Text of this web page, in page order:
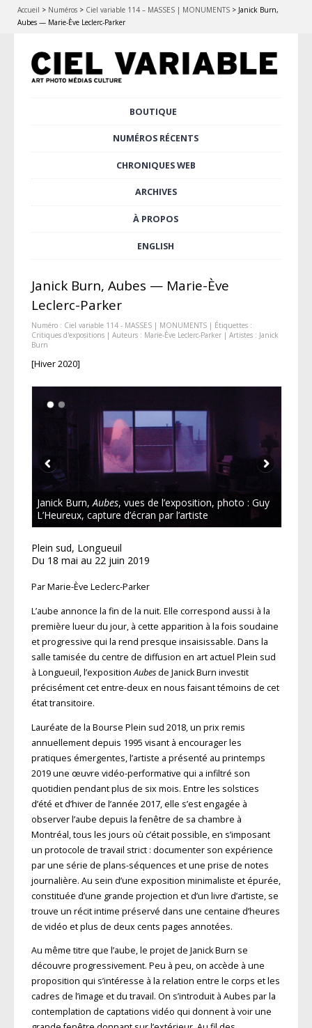
Accueil > Numéros > Ciel variable 114 – MASSES | MONUMENTS > Janick Burn,
Aubes — Marie-Ève Leclerc-Parker
BOUTIQUE
NUMÉROS RÉCENTS
CHRONIQUES WEB
ARCHIVES
À PROPOS
ENGLISH
Janick Burn, Aubes — Marie-Ève
Leclerc-Parker
Numéro : Ciel variable 114 - MASSES | MONUMENTS| Étiquettes :
Critiques d'expositions| Auteurs : Marie-Ève Leclerc-Parker| Artistes : Janick
Burn
[Hiver 2020]
Janick Burn,Aubes, vues de l’exposition, photo : Guy
L’Heureux, capture d’écran par l’artiste
Plein sud, Longueuil
Du 18 mai au 22 juin 2019
Par Marie-Ève Leclerc-Parker
L’aube annonce la fin de la nuit. Elle correspond aussi à la
première lueur du jour, à cette apparition à la fois soudaine
et progressive qui la rend presque insaisissable. Dans la
salle tamisée du centre de diffusion en art actuel Plein sud
à Longueuil, l’expositionAubesde Janick Burn investit
précisément cet entre-deux en nous faisant témoins de cet
état transitoire.
Lauréate de la Bourse Plein sud 2018, un prix remis
annuellement depuis 1995 visant à encourager les
pratiques émergentes, l’artiste a présenté au printemps
2019 une œuvre vidéo-performative qui a infiltré son
quotidien pendant plus de six mois. Entre les solstices
d’été et d’hiver de l’année 2017, elle s’est engagée à
observer l’aube depuis la fenêtre de sa chambre à
Montréal, tous les jours où c’était possible, en s’imposant
un protocole de travail strict : documenter son expérience
par une série de plans-séquences et une prise de notes
journalière. Au sein d’une exposition minimaliste et épurée,
constituée d’une grande projection et d’un livre d’artiste, se
trouve un récit intime préservé dans une centaine d’heures
de vidéo et plus de deux cents pages annotées.
Au même titre que l’aube, le projet de Janick Burn se
découvre progressivement. Peu à peu, on accède à une
proposition qui s’intéresse à la relation entre le corps et les
cadres de l’image et du travail. On s’introduit à Aubes par la
contemplation de captations vidéo qui donnent à voir une